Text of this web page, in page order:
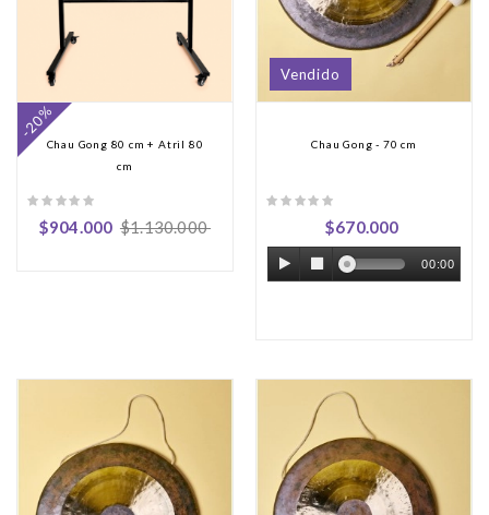
Chau Gong 80 cm + Atril 80
cm
$904.000 $1.130.000
-20%
Vendido
Chau Gong - 70 cm
$670.000
00:00